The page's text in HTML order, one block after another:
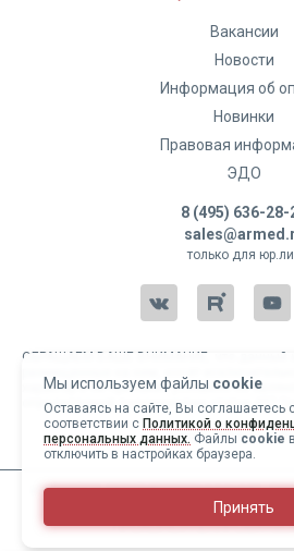
Мы используем файлы cookie
Оставаясь на сайте, Вы соглашаетесь
соответствии с Политикой о
персональных данных. Файлы cookie
отключить в настройках браузера.
Принять
Вакансии
Новости
Информация об
Новинки
Правовая
ЭДО
8 (495) 636-28-
только для
ОБРАЩАЕМ ВАШЕ ВНИМАНИЕ, что данный
характер и ни при каких условиях не
определяемой положениями статьи 437
Copyright 2004-2026 ©
ИМЕЮТСЯ ПРОТИВОПОКАЗАНИЯ,
НЕОБХОДИМО ОЗНАКОМИТЬСЯ